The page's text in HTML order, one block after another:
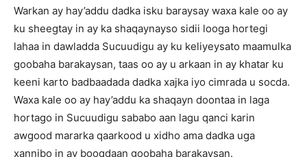
Warkan ay hay’addu dadka isku baraysay waxa kale oo ay
ku sheegtay in ay ka shaqaynayso sidii looga hortegi
lahaa in dawladda Sucuudigu ay ku keliyeysato maamulka
goobaha barakaysan, taas oo ay u arkaan in ay khatar ku
keeni karto badbaadada dadka xajka iyo cimrada u socda.
Waxa kale oo ay hay’addu ka shaqayn doontaa in laga
hortago in Sucuudigu sababo aan lagu qanci karin
awgood mararka qaarkood u xidho ama dadka uga
xannibo in ay booqdaan goobaha barakaysan.